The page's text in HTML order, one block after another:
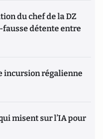
du chef de la DZ
fausse détente entre
incursion régalienne
misent sur l’IA pour